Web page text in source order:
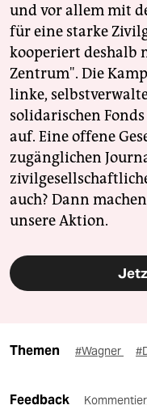
und vor allem mit
für eine starke
kooperiert deshalb
Zentrum". Die
linke,
solidarischen
auf. Eine offene
zugänglichen
auch? Dann
unsere Aktion.
Themen #Wagner
Feedback